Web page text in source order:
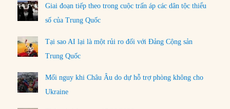
Giai đoạn tiếp theo trong cuộc trấn áp các dân tộc thiểu
số của Trung Quốc
Tại sao AI lại là một rủi ro đối với Đảng Cộng sản
Trung Quốc
Mối nguy khi Châu Âu do dự hỗ trợ phòng không cho
Ukraine